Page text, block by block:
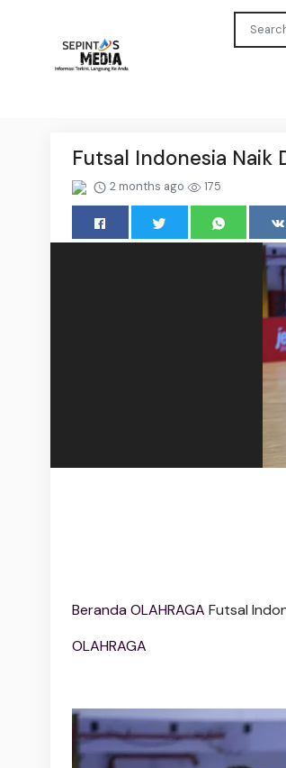
Futsal Indonesia Naik
2 months ago 175
BerandaOLAHRAGA Futsal
OLAHRAGA